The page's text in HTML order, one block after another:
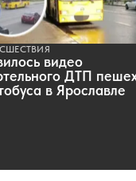
видео
ДТП
в Ярославле